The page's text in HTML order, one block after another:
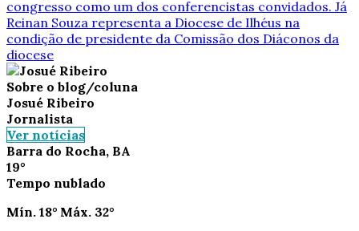
congresso como um dos conferencistas convidados. Já
Reinan Souza representa a Diocese de Ilhéus na
condição de presidente da Comissão dos Diáconos da
diocese
Sobre o blog/coluna
Josué Ribeiro
Jornalista
Ver notícias
Barra do Rocha, BA
19°
Tempo nublado
Mín. 18° Máx. 32°